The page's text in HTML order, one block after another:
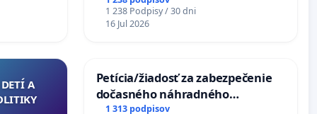
chrbticu?
1 238 Podpisy / 30 dni
16 Jul 2026
A
Petícia/žiadosť za zabezpečenie
dočasného náhradného
premostenia Váhu počas úplnej
1 313 podpisov